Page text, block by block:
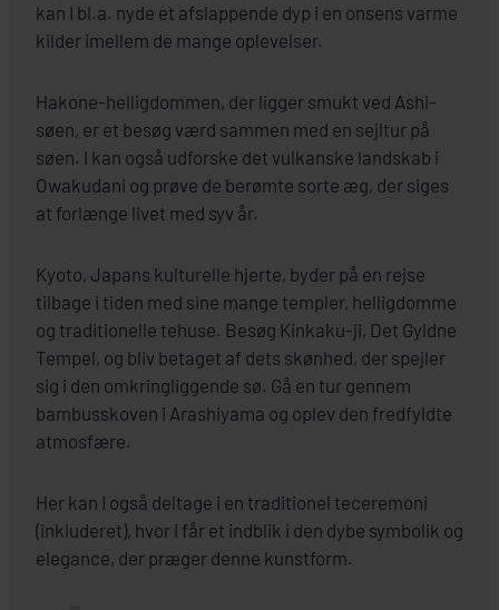
kan I bl.a. nyde et afslappende dyp i en onsens varme
kilder imellem de mange oplevelser.
Hakone-helligdommen, der ligger smukt ved Ashi-
søen, er et besøg værd sammen med en sejltur på
søen. I kan også udforske det vulkanske landskab i
Owakudani og prøve de berømte sorte æg, der siges
at forlænge livet med syv år.
Kyoto, Japans kulturelle hjerte, byder på en rejse
tilbage i tiden med sine mange templer, helligdomme
og traditionelle tehuse. Besøg Kinkaku-ji, Det Gyldne
Tempel, og bliv betaget af dets skønhed, der spejler
sig i den omkringliggende sø. Gå en tur gennem
bambusskoven i Arashiyama og oplev den fredfyldte
atmosfære.
Her kan I også deltage i en traditionel teceremoni
(inkluderet), hvor I får et indblik i den dybe symbolik og
elegance, der præger denne kunstform.